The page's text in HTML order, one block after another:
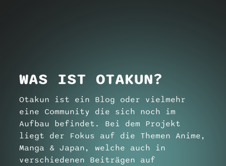
WAS IST OTAKUN?
Otakun ist ein Blog oder vielmehr
eine Community die sich noch im
Aufbau befindet. Bei dem Projekt
liegt der Fokus auf die Themen Anime,
Manga & Japan, welche auch in
verschiedenen Beiträgen auf